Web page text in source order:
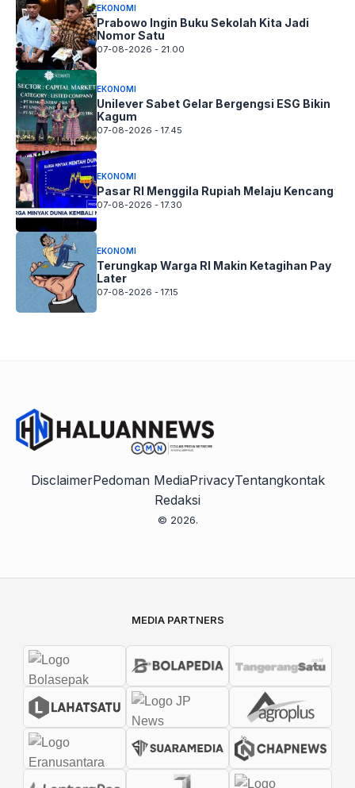
EKONOMI
Prabowo Ingin Buku Sekolah Kita Jadi
Nomor Satu
07-08-2026 - 21.00
EKONOMI
Unilever Sabet Gelar Bergengsi ESG Bikin
Kagum
07-08-2026 - 17.45
EKONOMI
Pasar RI Menggila Rupiah Melaju Kencang
07-08-2026 - 17.30
EKONOMI
Terungkap Warga RI Makin Ketagihan Pay
Later
07-08-2026 - 17.15
DisclaimerPedoman MediaPrivacyTentangkontak
Redaksi
© 2026.
MEDIA PARTNERS